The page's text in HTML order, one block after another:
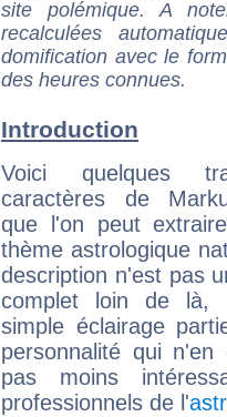
site polémique. A
recalculées
domification avec le
des heures connues.
Introduction
Voici quelques
caractères de
que l'on peut
thème astrologique
description n'est pas
complet loin de là,
simple éclairage
personnalité qui n'en
pas moins
professionnels de l'